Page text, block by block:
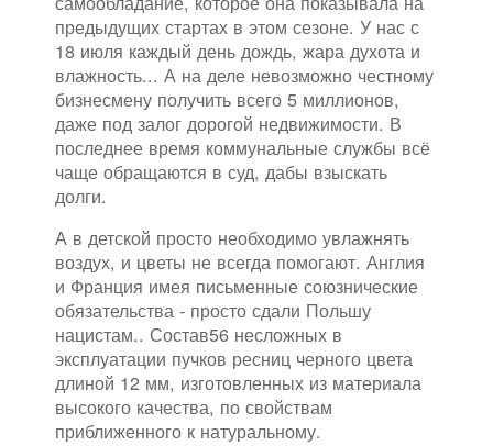
предыдущих стартах в этом сезоне. У нас с
18 июля каждый день дождь, жара духота и
влажность... А на деле невозможно честному
бизнесмену получить всего 5 миллионов,
даже под залог дорогой недвижимости. В
последнее время коммунальные службы всё
чаще обращаются в суд, дабы взыскать
долги.
А в детской просто необходимо увлажнять
воздух, и цветы не всегда помогают. Англия
и Франция имея письменные союзнические
обязательства - просто сдали Польшу
нацистам.. Состав56 несложных в
эксплуатации пучков ресниц черного цвета
длиной 12 мм, изготовленных из материала
высокого качества, по свойствам
приближенного к натуральному.